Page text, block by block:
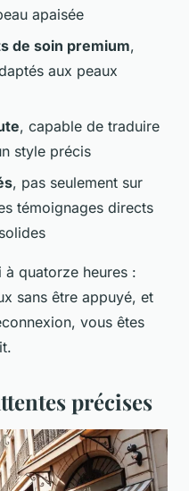
apaisée
de soin premium,
aux peaux
, capable de traduire
style précis
, pas seulement sur
témoignages directs
quatorze heures :
sans être appuyé, et
vous êtes
précises